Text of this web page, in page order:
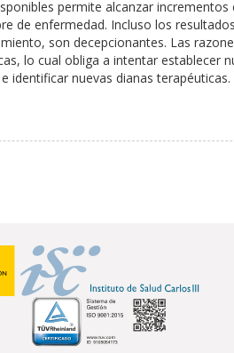
permite alcanzar incrementos
de enfermedad. Incluso los
son decepcionantes. Las
lo cual obliga a intentar establecer
identificar nuevas dianas terapéuticas.